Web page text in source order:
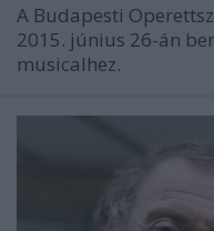
A Budapesti
2015. június 26-án
musicalhez.